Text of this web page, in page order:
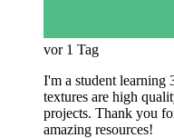
vor 1 Tag
I'm a student learning
textures are high
projects. Thank you
amazing resources!